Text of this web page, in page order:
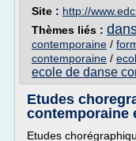
Site : http://
Thèmes liés :
contemporaine /
contemporaine /
ecole de danse
Etudes
contemporaine
Etudes